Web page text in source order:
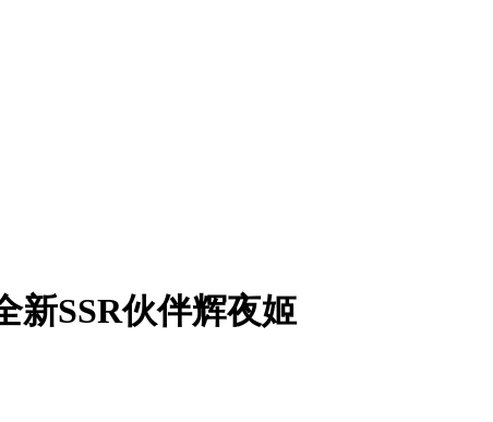
新SSR伙伴辉夜姬